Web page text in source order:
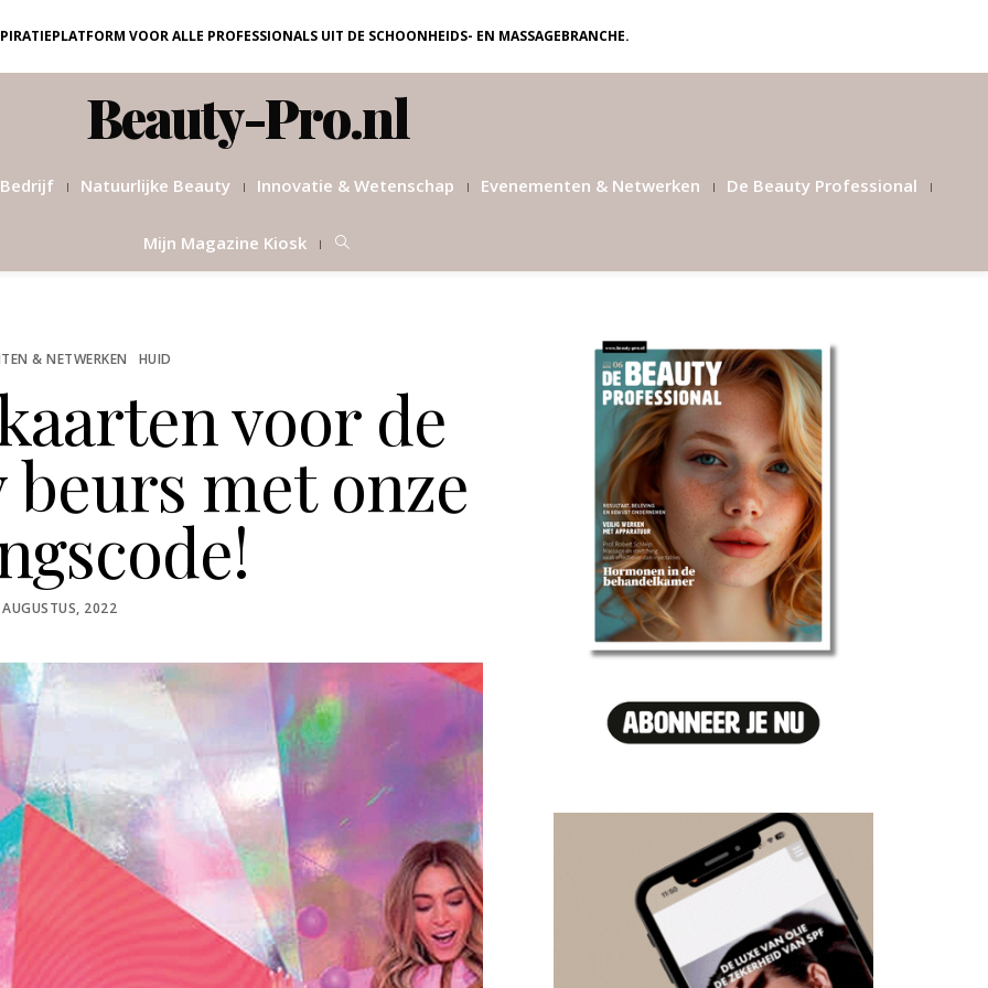
VOOR ALLE PROFESSIONALS UIT DE SCHOONHEIDS- EN MASSAGEBRANCHE.
Beauty-Pro.nl
Natuurlijke Beauty Innovatie & Wetenschap Evenementen & Netwerken De Beauty Professional
Mijn Magazine Kiosk
& NETWERKEN HUID
voor de
beurs met onze
2022